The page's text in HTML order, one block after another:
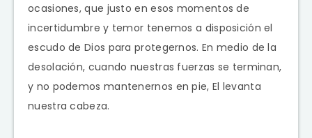
ocasiones, que justo en esos momentos de
incertidumbre y temor tenemos a disposición el
escudo de Dios para protegernos. En medio de la
desolación, cuando nuestras fuerzas se terminan,
y no podemos mantenernos en pie, El levanta
nuestra cabeza.